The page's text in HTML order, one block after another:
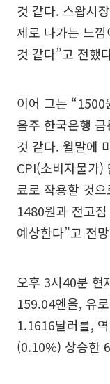
것 같다. 스왑시
제로 나가는 느
것 같다”고 전했
이어 그는 “1500
음주 한국은행
것 같다. 월말에
CPI(소비자물가)
료로 작용할 것
1480원과 전고
예상한다”고 전
오후 3시40분 현
159.04엔을, 유
1.1616달러를,
(0.10%) 상승한